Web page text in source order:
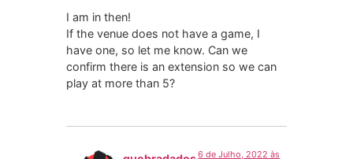
I am in then!
If the venue does not have a game, I
have one, so let me know. Can we
confirm there is an extension so we can
play at more than 5?
6 de Julho, 2022 às